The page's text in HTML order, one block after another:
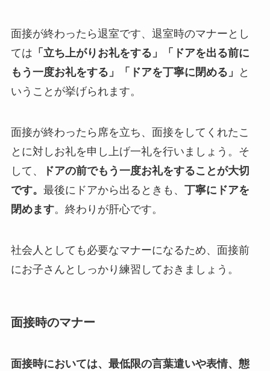
面接が終わったら退室です、退室時のマナーとし
ては 「立ち上がりお礼をする」「ドアを出る前に
もう一度お礼をする」「ドアを丁寧に閉める」
と
いうことが挙げられます。
面接が終わったら席を立ち、面接をしてくれたこ
とに対しお礼を申し上げ一礼を行いましょう。そ
して、
ドアの前でもう一度お礼をすることが大切
です。 最後にドアから出るときも、 丁寧にドアを
閉めます。終わりが肝心です。
社会人としても必要なマナーになるため、面接前
にお子さんとしっかり練習しておきましょう。
面接時のマナー
面接時においては、最低限の言葉遣いや表情、態